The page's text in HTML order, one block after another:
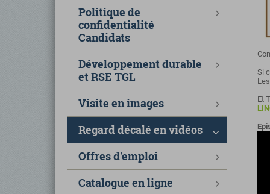
Si
Et
Politique de
confidentialité
Candidats
Développement durable
et RSE TGL
Visite en images
Regard décalé en vidéos
Offres d'emploi
Catalogue en ligne